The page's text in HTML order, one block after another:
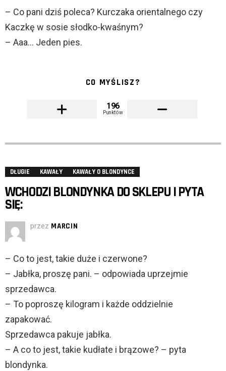
– Co pani dziś poleca? Kurczaka orientalnego czy
Kaczkę w sosie słodko-kwaśnym?
– Aaa… Jeden pies.
CO MYŚLISZ?
196
Punktów
DŁUGIE KAWAŁY KAWAŁY O BLONDYNCE
WCHODZI BLONDYNKA DO SKLEPU I PYTA
SIĘ:
przez MARCIN
– Co to jest, takie duże i czerwone?
– Jabłka, proszę pani. – odpowiada uprzejmie
sprzedawca.
– To poproszę kilogram i każde oddzielnie
zapakować.
Sprzedawca pakuje jabłka.
– A co to jest, takie kudłate i brązowe? – pyta
blondynka.